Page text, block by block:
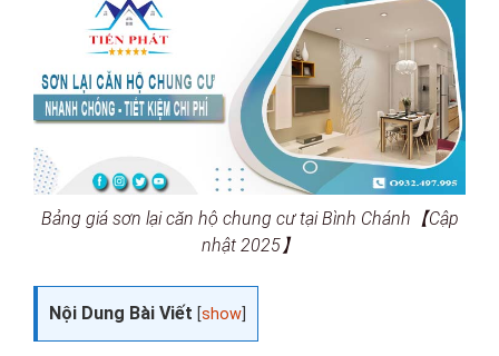
Bảng giá sơn lại căn hộ chung cư tại Bình Chánh【Cập
nhật 2025】
Nội Dung Bài Viết [show